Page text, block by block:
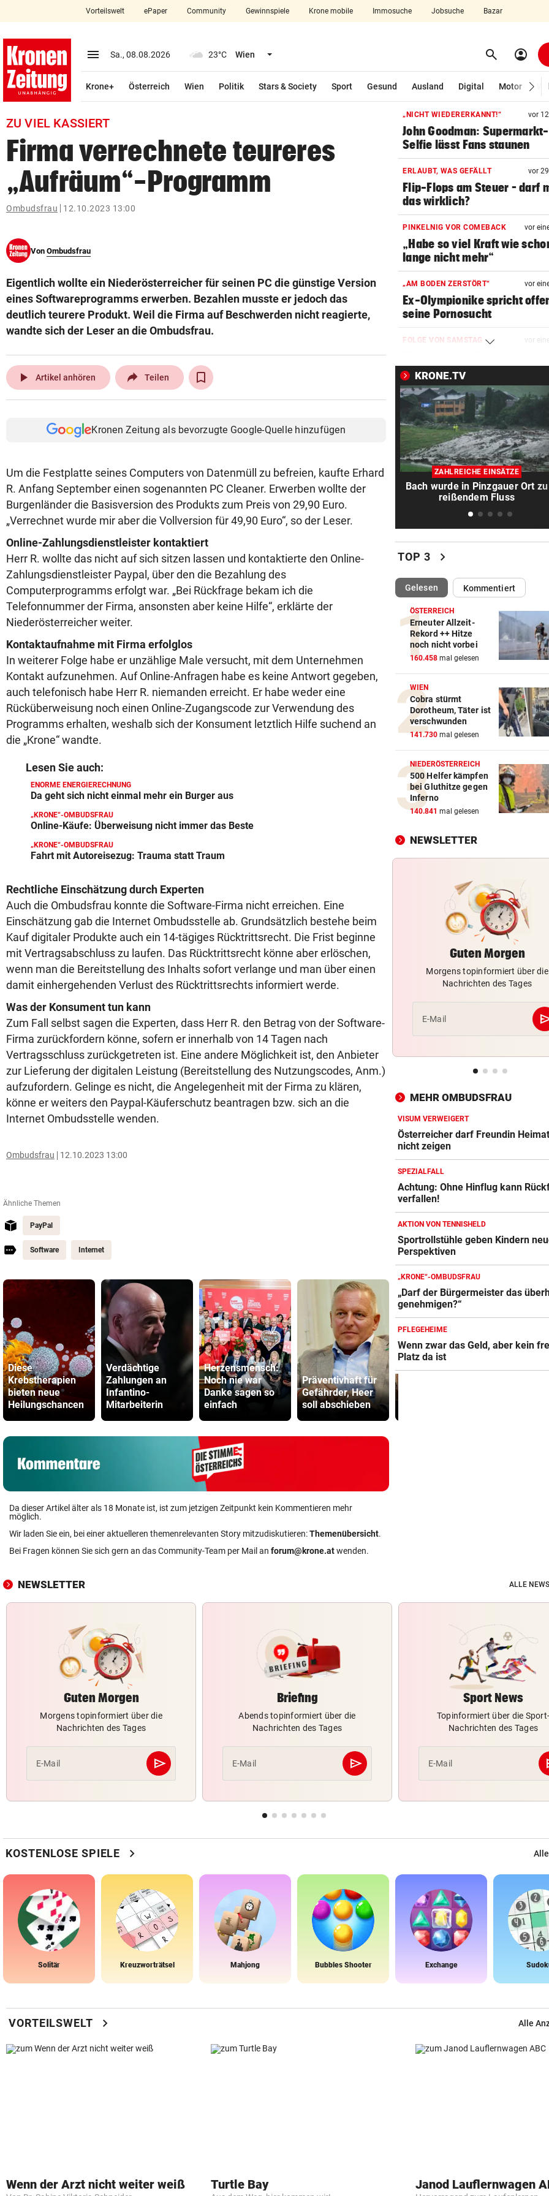
closeSchließen
account_circle Anmelden
arrow_right
pin_drop
bookmark
search
Suchbegriff
© Krone Multimedia GmbH & Co KG 2026
Muthgasse 2, 1190 Wien
Vorteilswelt ePaper Community Gewinnspiele Krone mobile Immosuche Jobsuche Bazar
menu Menü aufklappen
Sa., 08.08.2026 23°C Wien Menü aufklappen search Suchen
account_circle
Krone+ Österreich Wien Politik Stars & Society Sport Gesund Ausland Digital Motor
ZU VIEL KASSIERT
Firma verrechnete teureres
„Aufräum“-Programm
Ombudsfrau 12.10.2023 13:00
Von Ombudsfrau
Eigentlich wollte ein Niederösterreicher für seinen PC die günstige Version
eines Softwareprogramms erwerben. Bezahlen musste er jedoch das
deutlich teurere Produkt. Weil die Firma auf Beschwerden nicht reagierte,
wandte sich der Leser an die Ombudsfrau.
play_arrow Artikel anhören Teilen
Kronen Zeitung als bevorzugte Google-Quelle hinzufügen
Um die Festplatte seines Computers von Datenmüll zu befreien, kaufte Erhard
R. Anfang September einen sogenannten PC Cleaner. Erwerben wollte der
Burgenländer die Basisversion des Produkts zum Preis von 29,90 Euro.
„Verrechnet wurde mir aber die Vollversion für 49,90 Euro“, so der Leser.
Online-Zahlungsdienstleister kontaktiert
Herr R. wollte das nicht auf sich sitzen lassen und kontaktierte den Online-
Zahlungsdienstleister Paypal, über den die Bezahlung des
Computerprogramms erfolgt war. „Bei Rückfrage bekam ich die
Telefonnummer der Firma, ansonsten aber keine Hilfe“, erklärte der
Niederösterreicher weiter.
Kontaktaufnahme mit Firma erfolglos
In weiterer Folge habe er unzählige Male versucht, mit dem Unternehmen
Kontakt aufzunehmen. Auf Online-Anfragen habe es keine Antwort gegeben,
auch telefonisch habe Herr R. niemanden erreicht. Er habe weder eine
Rücküberweisung noch einen Online-Zugangscode zur Verwendung des
Programms erhalten, weshalb sich der Konsument letztlich Hilfe suchend an
die „Krone“ wandte.
Lesen Sie auch:
ENORME ENERGIERECHNUNG
Da geht sich nicht einmal mehr ein Burger aus
„KRONE“-OMBUDSFRAU
Online-Käufe: Überweisung nicht immer das Beste
„KRONE“-OMBUDSFRAU
Fahrt mit Autoreisezug: Trauma statt Traum
Rechtliche Einschätzung durch Experten
Auch die Ombudsfrau konnte die Software-Firma nicht erreichen. Eine
Einschätzung gab die Internet Ombudsstelle ab. Grundsätzlich bestehe beim
Kauf digitaler Produkte auch ein 14-tägiges Rücktrittsrecht. Die Frist beginne
mit Vertragsabschluss zu laufen. Das Rücktrittsrecht könne aber erlöschen,
wenn man die Bereitstellung des Inhalts sofort verlange und man über einen
damit einhergehenden Verlust des Rücktrittsrechts informiert werde.
Was der Konsument tun kann
Zum Fall selbst sagen die Experten, dass Herr R. den Betrag von der Software-
Firma zurückfordern könne, sofern er innerhalb von 14 Tagen nach
Vertragsschluss zurückgetreten ist. Eine andere Möglichkeit ist, den Anbieter
zur Lieferung der digitalen Leistung (Bereitstellung des Nutzungscodes, Anm.)
aufzufordern. Gelinge es nicht, die Angelegenheit mit der Firma zu klären,
könne er weiters den Paypal-Käuferschutz beantragen bzw. sich an die
Internet Ombudsstelle wenden.
Ombudsfrau 12.10.2023 13:00
Ähnliche Themen
PayPal
Software Internet
Diese
Krebstherapien
bieten neue
Heilungschancen
Verdächtige
Zahlungen an
Infantino-
Mitarbeiterin
Herzensmensch:
Noch nie war
Danke sagen so
einfach
Präventivhaft für
Gefährder, Heer
soll abschieben
Steirische Ärztin
Da dieser Artikel älter als 18 Monate ist, ist zum jetzigen Zeitpunkt kein Kommentieren mehr
möglich.
Wir laden Sie ein, bei einer aktuelleren themenrelevanten Story mitzudiskutieren:Themenübersicht.
Bei Fragen können Sie sich gern an das Community-Team per Mail an forum@krone.atwenden.
„NICHT WIEDERERKANNT!“ vor
John Goodman: Supermarkt-
Selfie lässt Fans staunen
ERLAUBT, WAS GEFÄLLT vor
Flip-Flops am Steuer – darf
das wirklich?
PINKELNIG VOR COMEBACK vor
„Habe so viel Kraft wie
lange nicht mehr“
„AM BODEN ZERSTÖRT“ vor
Ex-Olympionike spricht
seine Pornosucht
FOLGE VON SAMSTAG vor
schafft jeder!
ABSCHUSS-VERORDNUNG vor
Nach Rissen: Wolf im Tiroler
Bezirk Imst entnommen
HOFFNUNG FÜR PATIENTEN vor
Diese Krebstherapien
Heilungschancen
Kiew schutzlos: Drei Tote bei
Russen-Luftangriffen
Jeder vierte Industriebetrieb
abwandern
DAS SAGT PALAST vor
Wieder in der Klinik: Große
um König Harald
Sex-Massagen-Skandal:
Südkorea entschuldigt sich
STREIT GEHT WEITER vor
Richter aus Zug geworfen:
Anspruch auf Sitz“
„KRONE“-KOMMENTARE vor
Strittiger Kanzler-Sager:
WM-TEAMCHEF STINKSAUER
„Ratte“: Hat Cannavaro einen
Verräter im Team?
ARBEIT UND URLAUB
Steirische Ärztin tauschte
gegen „Traumschiff“
PEDALE VERWECHSELT vor 2
Tiroler Seniorin (76)
TRAINER ZARIC DEUTLICH
Altachern ein Problem
FÄHIGKEITEN BEDENKLICH vor 2
Sorge um Sicherheit: OpenAI
muss neue KI einhegen
BETRUNKENER ALS LENKER vor 3
Dumper überschlug sich und
stürzte 30 Meter ab
KRONE.TV
ZAHLREICHE EINSÄTZE
Bach wurde in Pinzgauer Ort zu
reißendem Fluss
TOP 3 chevron_right
Gelesen(ausgewählt)Kommentiert
ÖSTERREICH
Erneuter Allzeit-
Rekord ++ Hitze
noch nicht vorbei
160.458 mal gelesen
WIEN
Cobra stürmt
Dorotheum, Täter ist
verschwunden
141.730 mal gelesen
NIEDERÖSTERREICH
500 Helfer kämpfen
bei Gluthitze gegen
Inferno
140.841 mal gelesen
NEWSLETTER
Guten Morgen
Morgens topinformiert über die
Nachrichten des Tages
E-Mail
MEHR OMBUDSFRAU
VISUM VERWEIGERT
Österreicher darf Freundin
nicht zeigen
SPEZIALFALL
Achtung: Ohne Hinflug kann
verfallen!
AKTION VON TENNISHELD
Sportrollstühle geben Kindern
Perspektiven
„KRONE“-OMBUDSFRAU
„Darf der Bürgermeister das
genehmigen?“
PFLEGEHEIME
Wenn zwar das Geld, aber kein
Platz da ist
NEWSLETTER ALLE
Guten Morgen
Morgens topinformiert über die
Nachrichten des Tages
E-Mail send
Abschicken
Briefing
Abends topinformiert über die
Nachrichten des Tages
E-Mail send
Abschicken
Sport News
Topinformiert über die Sport-
Nachrichten des Tages
E-Mail
KOSTENLOSE SPIELE chevron_right
Solitär Kreuzworträtsel Mahjong Bubbles Shooter Exchange
VORTEILSWELT chevron_right Alle
Wenn der Arzt nicht weiter weiß Turtle Bay Janod Lauflernwagen